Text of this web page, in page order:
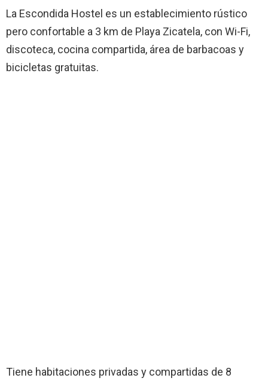
La Escondida Hostel es un establecimiento rústico
pero confortable a 3 km de Playa Zicatela, con Wi-Fi,
discoteca, cocina compartida, área de barbacoas y
bicicletas gratuitas.
Tiene habitaciones privadas y compartidas de 8